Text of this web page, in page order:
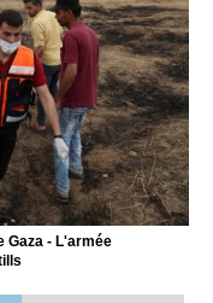
Gaza - L'armée